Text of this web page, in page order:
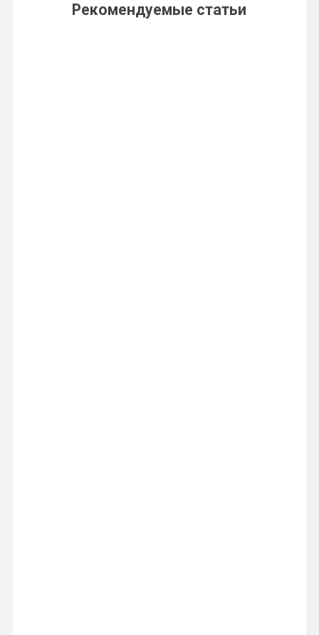
Рекомендуемые статьи